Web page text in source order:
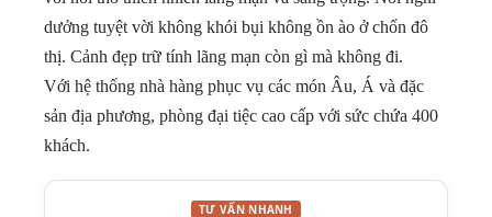
dưởng tuyệt vời không khói bụi không ồn ào ở chốn đô
thị. Cảnh đẹp trữ tính lãng mạn còn gì mà không đi.
Với hệ thống nhà hàng phục vụ các món Âu, Á và đặc
sản địa phương, phòng đại tiệc cao cấp với sức chứa 400
khách.
TƯ VẤN NHANH